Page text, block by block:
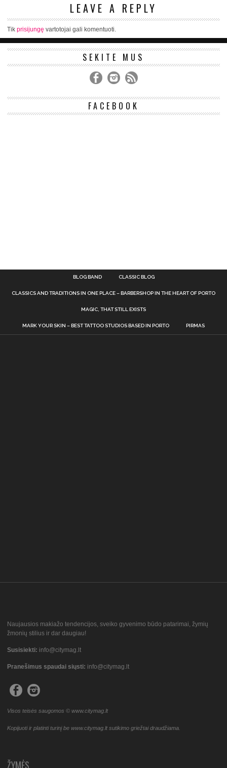
LEAVE A REPLY
Tik prisijungę vartotojai gali komentuoti.
SEKITE MUS
FACEBOOK
BLOG BAND CLASSIC BLOG
CLASSICS AND TRADITIONS IN ONE PLACE – BARBERSHOP IN THE HEART OF PORTO
MAGIC, THAT STILL EXISTS
MARK YOUR SKIN – BEST TATTOO STUDIOS BASED IN PORTO PIRMAS
Naujausios makiažo tendencijos, sveiko gyvenimo būdo patarimai, žymių
žmonių stilius ir dar daugiau!
Susisiekti: info@citymag.lt
Pranešimus spaudai siųsti: info@citymag.lt
Visos teisės saugomos © www.citymag.lt
Kopijuoti ir platinti turinį be www.citymag.lt sutikimo griežtai draudžiama.
ŽYMĖS